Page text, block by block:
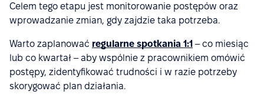
Celem tego etapu jest monitorowanie postępów oraz
wprowadzanie zmian, gdy zajdzie taka potrzeba.
Warto zaplanować regularne spotkania 1:1 – co miesiąc
lub co kwartał – aby wspólnie z pracownikiem omówić
postępy, zidentyfikować trudności i w razie potrzeby
skorygować plan działania.